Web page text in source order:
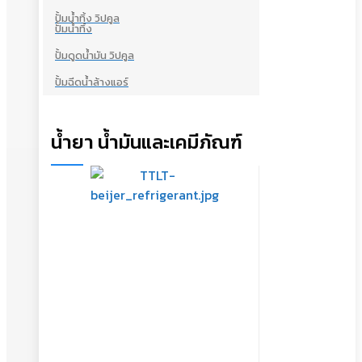
ปั้มน้ำทิ้ง วิปคูล
ปั้มน้ำทิ้ง
ปั้มดูดน้ำมัน วิปคูล
ปั้มฉีดน้ำล้างแอร์
น้ำยา น้ำมันและเคมีภัณฑ์